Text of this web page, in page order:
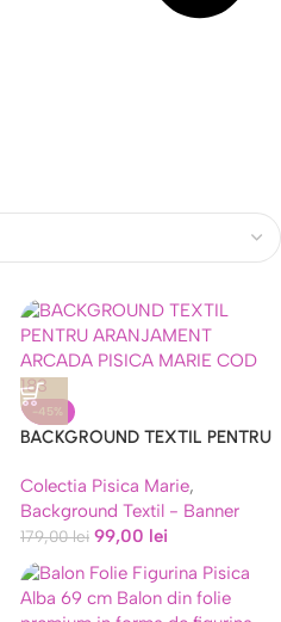
-45%
BACKGROUND TEXTIL PENTRU
MARIE COD 183
Colectia Pisica Marie,
Background Textil - Banner
179,00lei 99,00 lei